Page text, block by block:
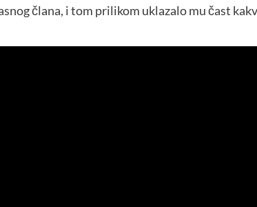
člana, i tom prilikom uklazalo mu čast